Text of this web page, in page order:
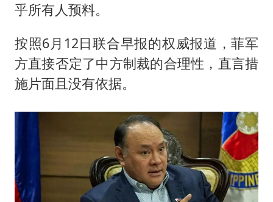
乎所有人预料。
按照6月12日联合早报的权威报道，菲军
方直接否定了中方制裁的合理性，直言措
施片面且没有依据。